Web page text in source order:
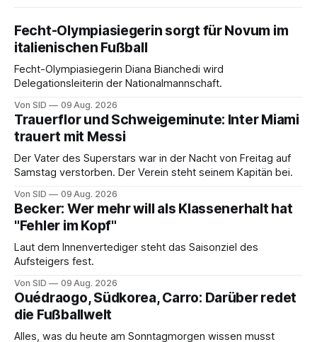
Fecht-Olympiasiegerin sorgt für Novum im
italienischen Fußball
Fecht-Olympiasiegerin Diana Bianchedi wird
Delegationsleiterin der Nationalmannschaft.
Von SID 09 Aug. 2026
Trauerflor und Schweigeminute: Inter Miami
trauert mit Messi
Der Vater des Superstars war in der Nacht von Freitag auf
Samstag verstorben. Der Verein steht seinem Kapitän bei.
Von SID 09 Aug. 2026
Becker: Wer mehr will als Klassenerhalt hat
"Fehler im Kopf"
Laut dem Innenvertediger steht das Saisonziel des
Aufsteigers fest.
Von SID 09 Aug. 2026
Ouédraogo, Südkorea, Carro: Darüber redet
die Fußballwelt
Alles, was du heute am Sonntagmorgen wissen musst